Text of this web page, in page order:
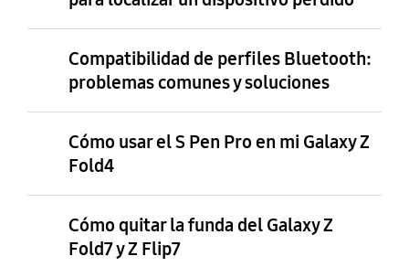
Compatibilidad de perfiles Bluetooth:
problemas comunes y soluciones
Cómo usar el S Pen Pro en mi Galaxy Z
Fold4
Cómo quitar la funda del Galaxy Z
Fold7 y Z Flip7